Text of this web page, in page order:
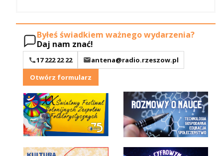
Byłeś świadkiem ważnego wydarzenia?
Daj nam znać!
17 222 22 22
antena@radio.rzeszow.pl
Otwórz formularz